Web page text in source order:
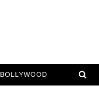
BOLLYWOOD